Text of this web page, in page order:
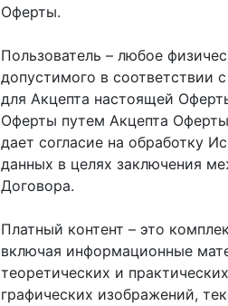
Оферты.
Пользователь – любое
допустимого в соответствии
для Акцепта настоящей
Оферты путем Акцепта
дает согласие на обработку
данных в целях заключения
Договора.
Платный контент – это
включая информационные
теоретических и
графических изображений,